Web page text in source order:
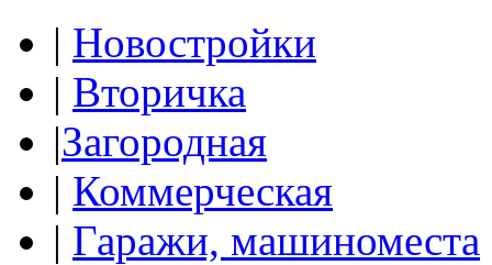
| Новостройки
| Вторичка
|Загородная
| Коммерческая
| Гаражи, машиноместа